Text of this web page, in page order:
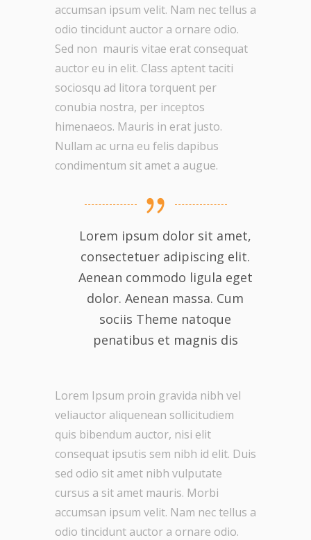
accumsan ipsum velit. Nam nec tellus a
odio tincidunt auctor a ornare odio.
Sed non mauris vitae erat consequat
auctor eu in elit. Class aptent taciti
sociosqu ad litora torquent per
conubia nostra, per inceptos
himenaeos. Mauris in erat justo.
Nullam ac urna eu felis dapibus
condimentum sit amet a augue.
Lorem ipsum dolor sit amet,
consectetuer adipiscing elit.
Aenean commodo ligula eget
dolor. Aenean massa. Cum
sociis Theme natoque
penatibus et magnis dis
Lorem Ipsum proin gravida nibh vel
veliauctor aliquenean sollicitudiem
quis bibendum auctor, nisi elit
consequat ipsutis sem nibh id elit. Duis
sed odio sit amet nibh vulputate
cursus a sit amet mauris. Morbi
accumsan ipsum velit. Nam nec tellus a
odio tincidunt auctor a ornare odio.